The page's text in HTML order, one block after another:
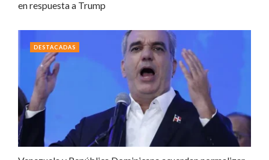
en respuesta a Trump
DESTACADAS